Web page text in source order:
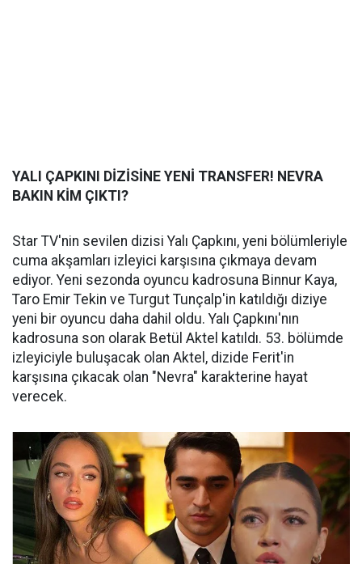
YALI ÇAPKINI DİZİSİNE YENİ TRANSFER! NEVRA
BAKIN KİM ÇIKTI?
Star TV'nin sevilen dizisi Yalı Çapkını, yeni bölümleriyle
cuma akşamları izleyici karşısına çıkmaya devam
ediyor. Yeni sezonda oyuncu kadrosuna Binnur Kaya,
Taro Emir Tekin ve Turgut Tunçalp'in katıldığı diziye
yeni bir oyuncu daha dahil oldu. Yalı Çapkını'nın
kadrosuna son olarak Betül Aktel katıldı. 53. bölümde
izleyiciyle buluşacak olan Aktel, dizide Ferit'in
karşısına çıkacak olan "Nevra" karakterine hayat
verecek.